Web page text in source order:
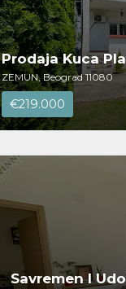
Prodaja Kuca
ZEMUN, Beograd 11080
€219.000
Savremen I